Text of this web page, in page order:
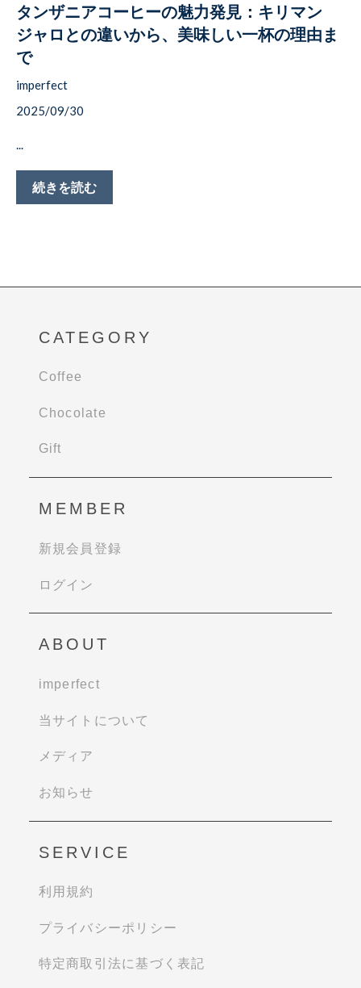
タンザニアコーヒーの魅力発見：キリマン
ジャロとの違いから、美味しい一杯の理由ま
で
imperfect
2025/09/30
...
続きを読む
CATEGORY
Coffee
Chocolate
Gift
MEMBER
新規会員登録
ログイン
ABOUT
imperfect
当サイトについて
メディア
お知らせ
SERVICE
利用規約
プライバシーポリシー
特定商取引法に基づく表記